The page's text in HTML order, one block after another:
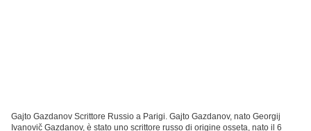
Gajto Gazdanov Scrittore Russio a Parigi. Gajto Gazdanov, nato Georgij
Ivanovič Gazdanov, è stato uno scrittore russo di origine osseta, nato il 6